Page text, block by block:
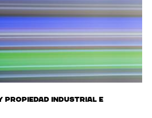
PROPIEDAD INDUSTRIAL E